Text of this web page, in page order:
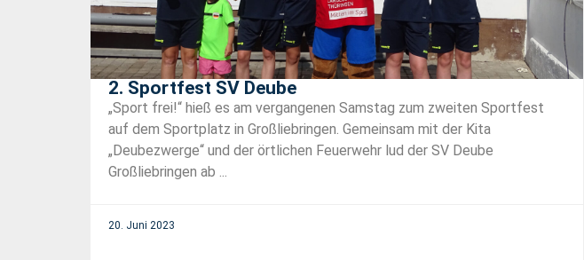
2. Sportfest SV Deube
„Sport frei!“ hieß es am vergangenen Samstag zum zweiten Sportfest
auf dem Sportplatz in Großliebringen. Gemeinsam mit der Kita
„Deubezwerge“ und der örtlichen Feuerwehr lud der SV Deube
Großliebringen ab ...
20. Juni 2023